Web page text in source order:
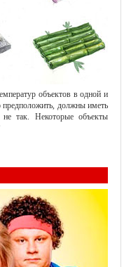
объектов в одной и
предположить, должны иметь
так. Некоторые объекты